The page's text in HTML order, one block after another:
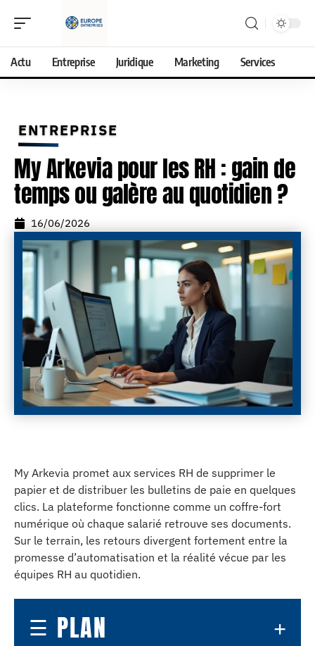
Actu Entreprise Juridique Marketing Services
ENTREPRISE
My Arkevia pour les RH : gain de
temps ou galère au quotidien ?
16/06/2026
My Arkevia promet aux services RH de supprimer le
papier et de distribuer les bulletins de paie en quelques
clics. La plateforme fonctionne comme un coffre-fort
numérique où chaque salarié retrouve ses documents.
Sur le terrain, les retours divergent fortement entre la
promesse d’automatisation et la réalité vécue par les
équipes RH au quotidien.
PLAN